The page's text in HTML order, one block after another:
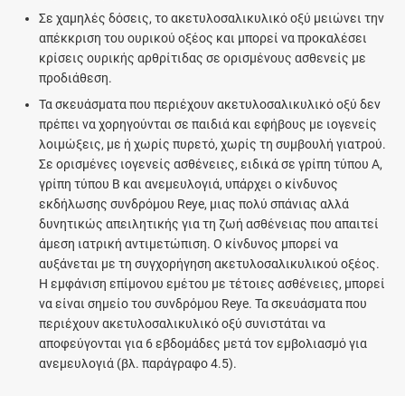
Σε χαμηλές δόσεις, το ακετυλοσαλικυλικό οξύ μειώνει την
απέκκριση του ουρικού οξέος και μπορεί να προκαλέσει
κρίσεις ουρικής αρθρίτιδας σε ορισμένους ασθενείς με
προδιάθεση.
Τα σκευάσματα που περιέχουν ακετυλοσαλικυλικό οξύ δεν
πρέπει να χορηγούνται σε παιδιά και εφήβους με ιογενείς
λοιμώξεις, με ή χωρίς πυρετό, χωρίς τη συμβουλή γιατρού.
Σε ορισμένες ιογενείς ασθένειες, ειδικά σε γρίπη τύπου Α,
γρίπη τύπου Β και ανεμευλογιά, υπάρχει ο κίνδυνος
εκδήλωσης συνδρόμου Reye, μιας πολύ σπάνιας αλλά
δυνητικώς απειλητικής για τη ζωή ασθένειας που απαιτεί
άμεση ιατρική αντιμετώπιση. Ο κίνδυνος μπορεί να
αυξάνεται με τη συγχορήγηση ακετυλοσαλικυλικού οξέος.
Η εμφάνιση επίμονου εμέτου με τέτοιες ασθένειες, μπορεί
να είναι σημείο του συνδρόμου Reye. Τα σκευάσματα που
περιέχουν ακετυλοσαλικυλικό οξύ συνιστάται να
αποφεύγονται για 6 εβδομάδες μετά τον εμβολιασμό για
ανεμευλογιά (βλ. παράγραφο 4.5).